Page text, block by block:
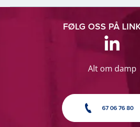
FØLG OSS PÅ
Alt om damp
67 06 76 80